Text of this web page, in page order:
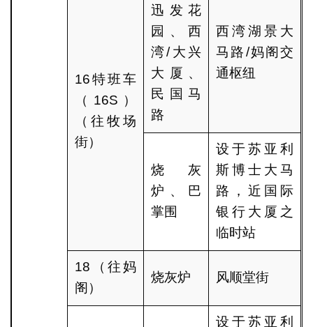
16特班车
（16S）
（往牧场
街）
迅发花
园、西
湾/大兴
大厦、
民国马
路
西湾湖景大
马路/妈阁交
通枢纽
烧灰
炉、巴
掌围
设于苏亚利
斯博士大马
路，近国际
银行大厦之
临时站
18（往妈
阁）
烧灰炉 风顺堂街
设于苏亚利